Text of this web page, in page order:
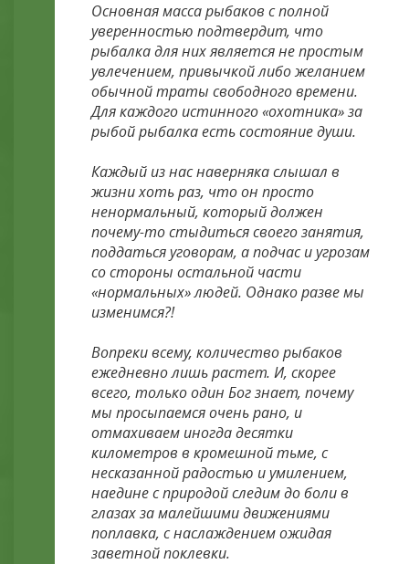
Основная масса рыбаков с полной
уверенностью подтвердит, что
рыбалка для них является не простым
увлечением, привычкой либо желанием
обычной траты свободного времени.
Для каждого истинного «охотника» за
рыбой рыбалка есть состояние души.
Каждый из нас наверняка слышал в
жизни хоть раз, что он просто
ненормальный, который должен
почему-то стыдиться своего занятия,
поддаться уговорам, а подчас и угрозам
со стороны остальной части
«нормальных» людей. Однако разве мы
изменимся?!
Вопреки всему, количество рыбаков
ежедневно лишь растет. И, скорее
всего, только один Бог знает, почему
мы просыпаемся очень рано, и
отмахиваем иногда десятки
километров в кромешной тьме, с
несказанной радостью и умилением,
наедине с природой следим до боли в
глазах за малейшими движениями
поплавка, с наслаждением ожидая
заветной поклевки.